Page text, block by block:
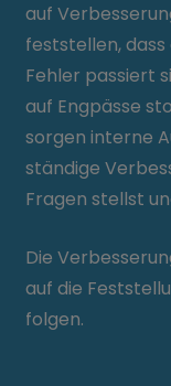
auf
feststellen,
Fehler passiert
auf Engpässe
sorgen interne
ständige
Fragen stellst
Die
auf die
folgen.